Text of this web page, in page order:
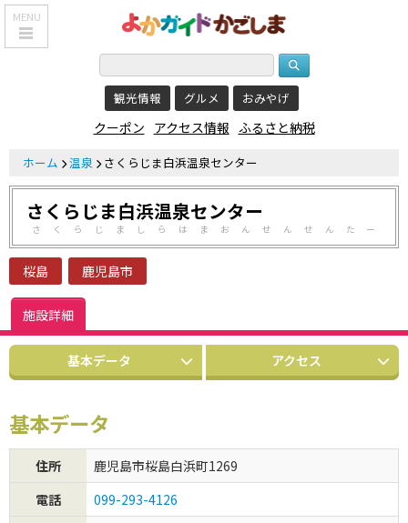
MENU
鹿児島基本情報
食べる・飲む
おみやげを買う
温泉
レジャー&
リラクゼーション
初めてご利用の方
クーポンご利用について
観光情報 グルメ おみやげ
クーポン アクセス情報 ふるさと納税
ホーム 温泉 さくらじま白浜温泉センター
さくらじま白浜温泉センター
さくらじましらはまおんせんせんたー
桜島 鹿児島市
施設詳細
基本データ アクセス
基本データ
住所
鹿児島市桜島白浜町1269
電話
099-293-4126